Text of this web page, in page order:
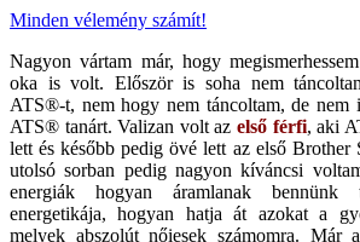
Minden vélemény számít!
Nagyon vártam már, hogy
oka is volt. Először is soha nem
ATS®-t, nem hogy nem táncoltam, de nem
ATS® tanárt. Valizan volt az első férfi, aki
lett és később pedig övé lett az első
utolsó sorban pedig nagyon kíváncsi
energiák hogyan áramlanak
energetikája, hogyan hatja át azokat a
melyek abszolút nőiesek számomra. Már